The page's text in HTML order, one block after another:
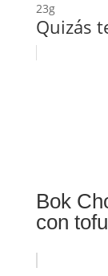
23g
Quizás
Bok
con